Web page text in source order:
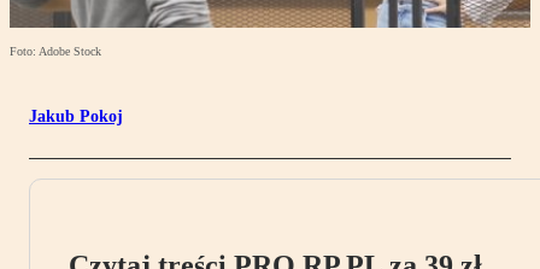
Foto: Adobe Stock
Jakub Pokoj